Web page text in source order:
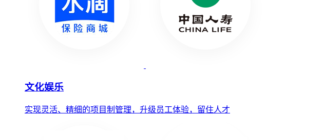
文化娱乐
实现灵活、精细的项目制管理，升级员工体验，留住人才